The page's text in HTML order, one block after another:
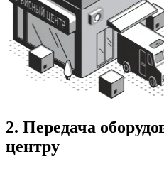
2. Передача
центру